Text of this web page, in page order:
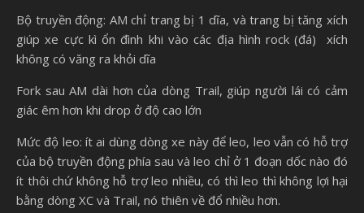
Bộ truyền động: AM chỉ trang bị 1 dĩa, và trang bị tăng xích
giúp xe cực kì ổn đình khi vào các địa hình rock (đá) xích
không có văng ra khỏi dĩa
Fork sau AM dài hơn của dòng Trail, giúp người lái có cảm
giác êm hơn khi drop ở độ cao lớn
Mức độ leo: ít ai dùng dòng xe này để leo, leo vẫn có hỗ trợ
của bộ truyền động phía sau và leo chỉ ở 1 đoạn dốc nào đó
ít thôi chứ không hỗ trợ leo nhiều, có thì leo thì không lợi hại
bằng dòng XC và Trail, nó thiên về đổ nhiều hơn.